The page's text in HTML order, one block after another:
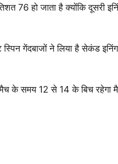
76 हो जाता है क्योंकि दूसरी
गेंदबाजों ने लिया है सेकंड इनिंग
के समय 12 से 14 के बिच रहेगा